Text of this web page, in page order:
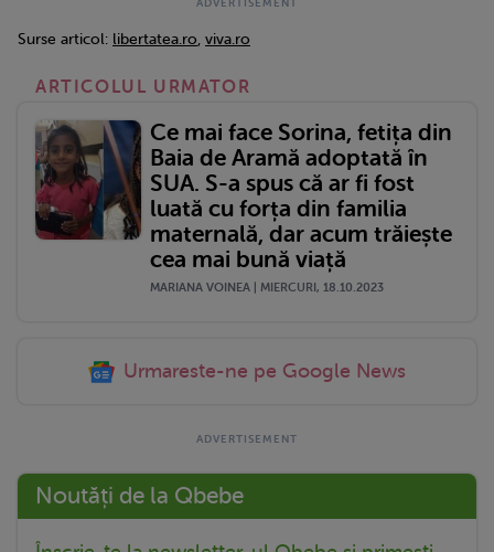
Surse articol: libertatea.ro, viva.ro
ARTICOLUL URMATOR
Ce mai face Sorina, fetița din
Baia de Aramă adoptată în
SUA. S-a spus că ar fi fost
luată cu forța din familia
maternală, dar acum trăiește
cea mai bună viață
MARIANA VOINEA | MIERCURI, 18.10.2023
Urmareste-ne pe Google News
Noutăți de la Qbebe